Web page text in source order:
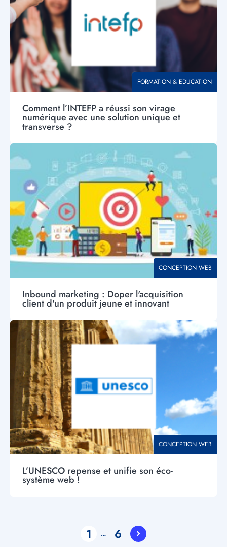
THÉMATIQUE
FORMATION & EDUCATION
Comment l’INTEFP a réussi son virage
numérique avec une solution unique et
transverse ?
Visuel
principal
THÉMATIQUE
CONCEPTION WEB
Inbound marketing : Doper l'acquisition
client d'un produit jeune et innovant
Visuel
principal
THÉMATIQUE
CONCEPTION WEB
L’UNESCO repense et unifie son éco-
système web !
Current
1 … Page
6